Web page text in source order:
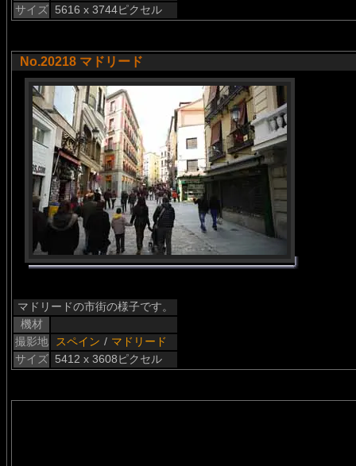
サイズ 5616 x 3744ピクセル
No.20218 マドリード
マドリードの市街の様子です。
機材
撮影地
スペイン / マドリード
サイズ 5412 x 3608ピクセル